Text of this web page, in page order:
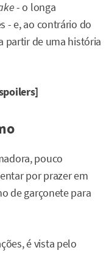
- o longa
- e, ao contrário do
partir de uma história
pouco
por prazer em
de garçonete para
é vista pelo